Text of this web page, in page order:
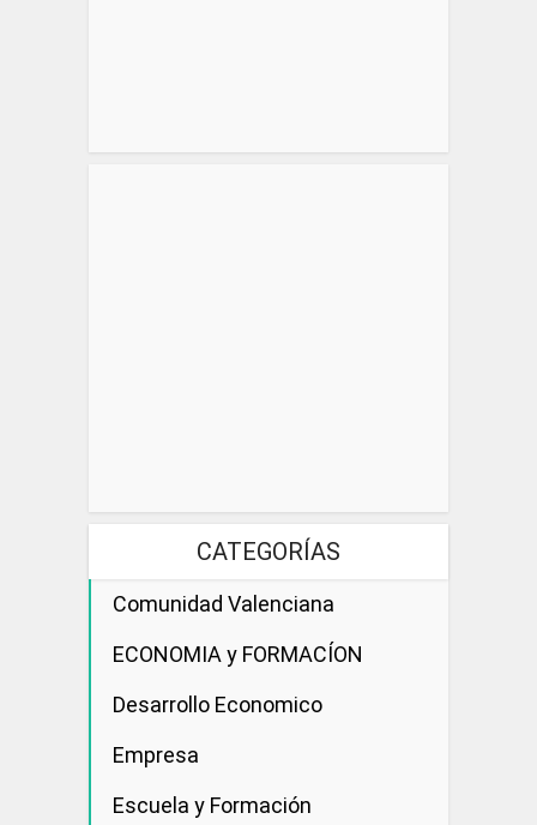
CATEGORÍAS
Comunidad Valenciana
ECONOMIA y FORMACÍON
Desarrollo Economico
Empresa
Escuela y Formación